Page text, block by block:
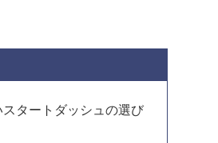
タートダッシュの選び